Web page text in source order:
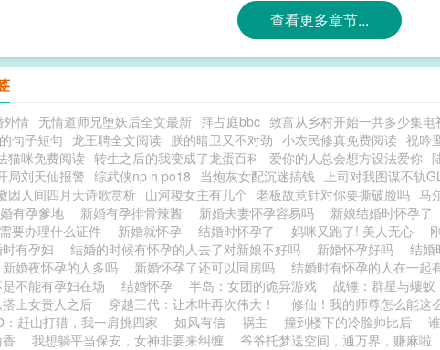
查看更多章节...
情 无情道师兄堕妖后全文最新 拜占庭bbc 致富从乡村开始一共多少集电
句子短句 龙王聘全文阅读 朕的暗卫又不对劲 小农民修真免费阅读 祝吟
猫咪免费阅读 转生之后的我变成了龙蛋百科 爱你的人总会想方设法爱你
局刘天仙报警 综武侠np h po18 当炮灰女配沉迷搞钱 上司对我图谋不轨
因人间四月天诗歌赏析 山河稷女主有几个 老板故意针对你要撕破脸吗 马
有孕爹地 新婚有孕排骨辣酱 新婚夫妻怀孕容易吗 新娘结婚时怀孕了
要办理什么证件
新婚就怀孕 结婚时怀孕了 妈咪又跑了! 美人无心
有孕妇 结婚的时候有怀孕的人去了对新娘不好吗 新婚怀孕好吗 结婚
新婚夜怀孕的人多吗 新婚怀孕了还可以同房吗 结婚时有怀孕的人在一起
不能有孕妇在场 结婚怀孕 半岛：女团的诡异游戏 战锤：群星与螻蚁
上女贵人之后 穿越三代：让木叶再次伟大！ 修仙！我的师尊怎么能这
：赶山打猎，我一肩挑四家 如风有信 祸主 撞到楼下的冷脸帅比后
我想躺平当保安，女神非要来纠缠 爷爷托梦送空间，通万界，赚麻啦